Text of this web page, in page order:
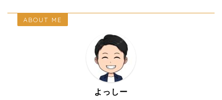
ABOUT ME
よっしー